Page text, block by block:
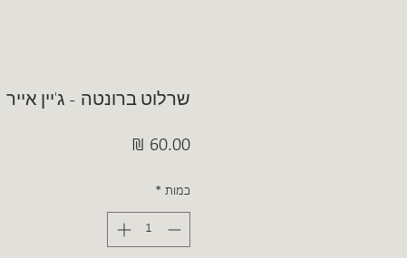
שרלוט ברונטה - ג'יין אייר
כמות *